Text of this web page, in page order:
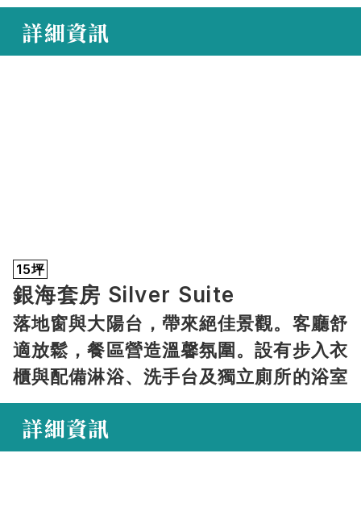
詳細資訊
15坪
銀海套房 Silver Suite
落地窗與大陽台，帶來絕佳景觀。客廳舒
適放鬆，餐區營造溫馨氛圍。設有步入衣
櫃與配備淋浴、洗手台及獨立廁所的浴室
詳細資訊